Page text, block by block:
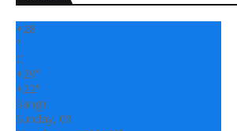
+28
°
C
+29°
+22°
Sangli
Sunday, 09